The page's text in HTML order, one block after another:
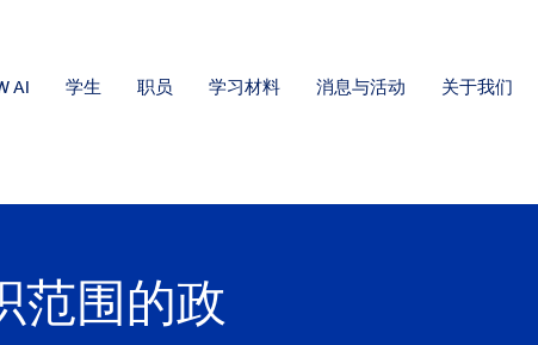
AI 学生 职员 学习材料 消息与活动 关于我们
范围的政